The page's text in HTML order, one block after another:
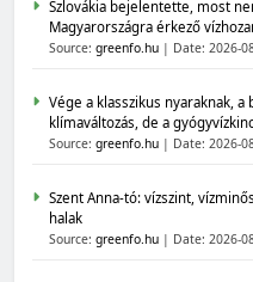
Szlovákia bejelentette, most
Magyarországra érkező
Source: greenfo.hu Date: 2026-
Vége a klasszikus nyaraknak,
klímaváltozás, de a
Source: greenfo.hu Date: 2026-
Szent Anna-tó: vízszint,
halak
Source: greenfo.hu Date: 2026-